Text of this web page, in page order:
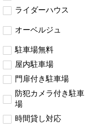
ライダーハウス
オーベルジュ
駐車場無料
屋内駐車場
門扉付き駐車場
防犯カメラ付き駐車
場
時間貸し対応